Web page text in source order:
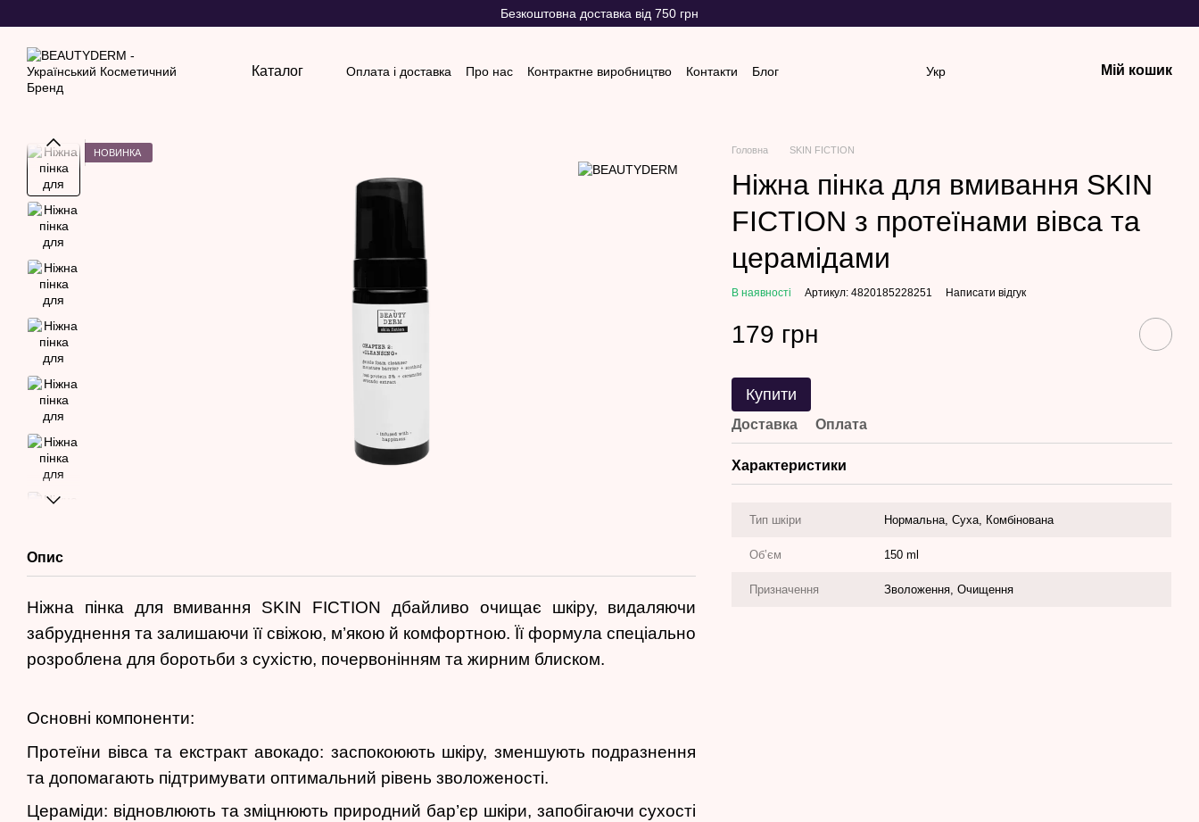
Безкоштовна доставка від 750 грн
Каталог Оплата і доставка Про нас Контрактне виробництво Контакти
Блог
Укр Мій кошик
НОВИНКА
Опис
Ніжна пінка для вмивання SKIN FICTION дбайливо очищає шкіру, видаляючи
забруднення та залишаючи її свіжою, м’якою й комфортною. Її формула спеціально
розроблена для боротьби з сухістю, почервонінням та жирним блиском.
Основні компоненти:
Протеїни вівса та екстракт авокадо: заспокоюють шкіру, зменшують подразнення
та допомагають підтримувати оптимальний рівень зволоженості.
Цераміди: відновлюють та зміцнюють природний бар’єр шкіри, запобігаючи сухості
Головна SKIN FICTION
Ніжна пінка для вмивання SKIN
FICTION з протеїнами вівса та
церамідами
В наявності Артикул: 4820185228251 Написати відгук
179 грн
Купити
Доставка Оплата
Характеристики
Тип шкіри Нормальна, Суха, Комбінована
Обʼєм 150 ml
Призначення Зволоження, Очищення